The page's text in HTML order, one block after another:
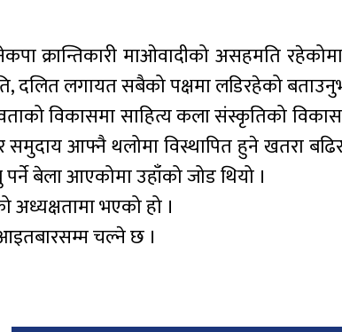
क्रान्तिकारी माओवादीको असहमति
दलित लगायत सबैको पक्षमा लडिरहेको
विकासमा साहित्य कला संस्कृतिको
समुदाय आफ्नै थलोमा विस्थापित हुने खतरा
बेला आएकोमा उहाँको जोड थियो ।
अध्यक्षतामा भएको हो ।
चल्ने छ ।